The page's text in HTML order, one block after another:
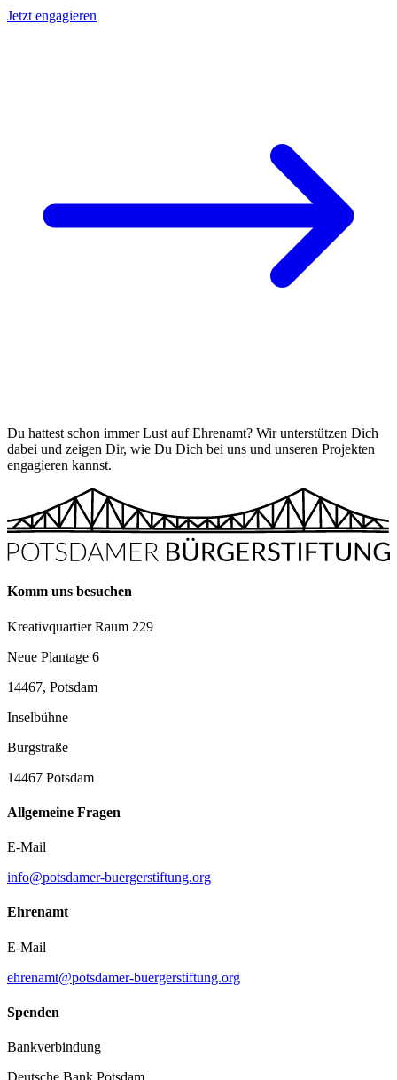
Jetzt engagieren
Du hattest schon immer Lust auf Ehrenamt? Wir unterstützen Dich
dabei und zeigen Dir, wie Du Dich bei uns und unseren Projekten
engagieren kannst.
Komm uns besuchen
Kreativquartier Raum 229
Neue Plantage 6
14467, Potsdam
Inselbühne
Burgstraße
14467 Potsdam
Allgemeine Fragen
E-Mail
info@potsdamer-buergerstiftung.org
Ehrenamt
E-Mail
ehrenamt@potsdamer-buergerstiftung.org
Spenden
Bankverbindung